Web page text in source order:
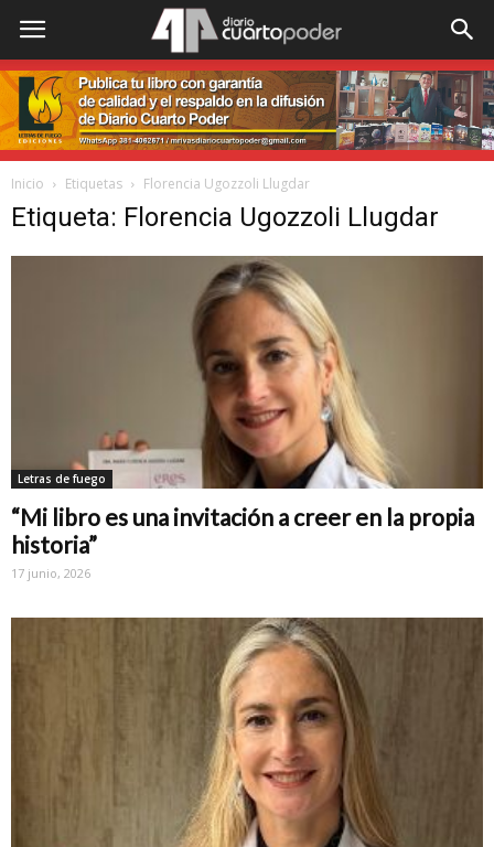
Inicio Etiquetas Florencia Ugozzoli Llugdar
Etiqueta: Florencia Ugozzoli Llugdar
Letras de fuego
“Mi libro es una invitación a creer en la propia
historia”
17 junio, 2026